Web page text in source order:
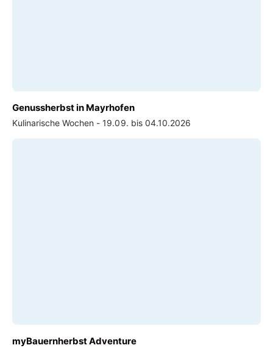
Genussherbst in Mayrhofen
Kulinarische Wochen - 19.09. bis 04.10.2026
myBauernherbst Adventure